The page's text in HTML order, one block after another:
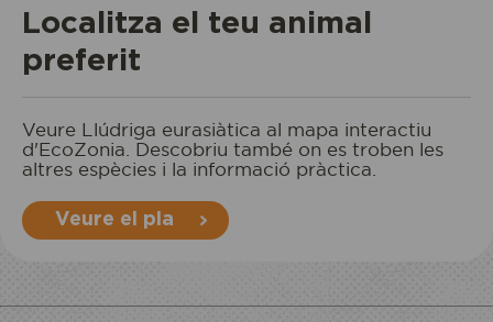
Localitza el teu animal
preferit
Veure Llúdriga eurasiàtica al mapa interactiu
d'EcoZonia. Descobriu també on es troben les
altres espècies i la informació pràctica.
Veure el pla